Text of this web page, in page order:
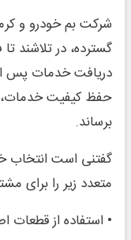
شرکت بم خودرو و
گسترده، در تلاشند
دریافت خدمات پس
حفظ کیفیت خدمات،
برساند.
گفتنی است انتخاب
متعدد زیر را برای
• استفاده از